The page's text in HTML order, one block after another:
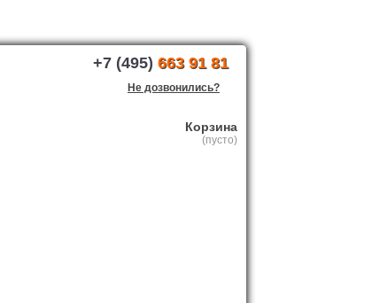
+7 (495) 663 91 81
Не дозвонились?
Корзина
(пусто)